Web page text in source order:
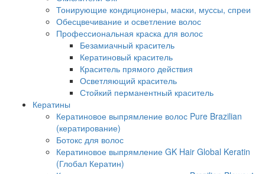
Тонирующие кондиционеры, маски, муссы, спреи
Обесцвечивание и осветление волос
Профессиональная краска для волос
Безамиачный краситель
Кератиновый краситель
Краситель прямого действия
Осветляющий краситель
Стойкий перманентный краситель
Кератины
Кератиновое выпрямление волос Pure Brazilian
(кератирование)
Ботокс для волос
Кератиновое выпрямление GK Hair Global Keratin
(Глобал Кератин)